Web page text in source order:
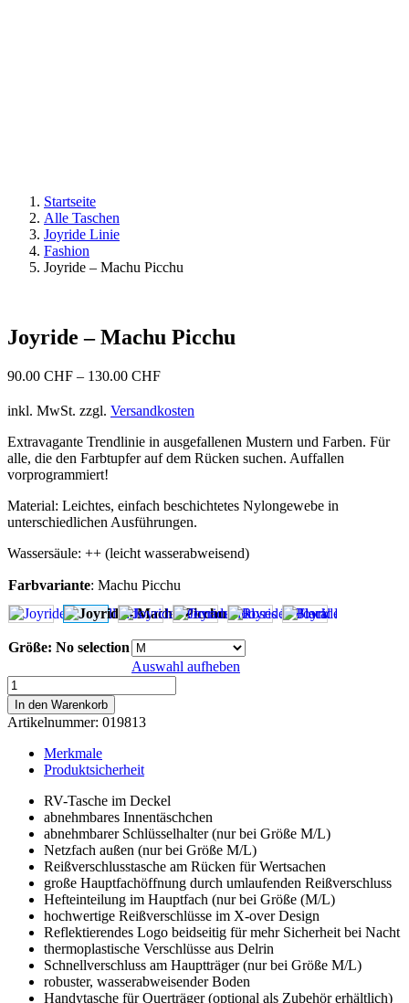
Startseite
Alle Taschen
Joyride Linie
Fashion
Joyride – Machu Picchu
Joyride – Machu Picchu
90.00 CHF – 130.00 CHF
inkl. MwSt. zzgl. Versandkosten
Extravagante Trendlinie in ausgefallenen Mustern und Farben. Für
alle, die den Farbtupfer auf dem Rücken suchen. Auffallen
vorprogrammiert!
Material: Leichtes, einfach beschichtetes Nylongewebe in
unterschiedlichen Ausführungen.
Wassersäule: ++ (leicht wasserabweisend)
Farbvariante: Machu Picchu
Größe: No selection
Auswahl aufheben
Joyride
-
Machu
Picchu
Menge
In den Warenkorb
Artikelnummer: 019813
Merkmale
Produktsicherheit
RV-Tasche im Deckel
abnehmbares Innentäschchen
abnehmbarer Schlüsselhalter (nur bei Größe M/L)
Netzfach außen (nur bei Größe M/L)
Reißverschlusstasche am Rücken für Wertsachen
große Hauptfachöffnung durch umlaufenden Reißverschluss
Hefteinteilung im Hauptfach (nur bei Größe (M/L)
hochwertige Reißverschlüsse im X-over Design
Reflektierendes Logo beidseitig für mehr Sicherheit bei Nacht
thermoplastische Verschlüsse aus Delrin
Schnellverschluss am Hauptträger (nur bei Größe M/L)
robuster, wasserabweisender Boden
Handytasche für Querträger (optional als Zubehör erhältlich)